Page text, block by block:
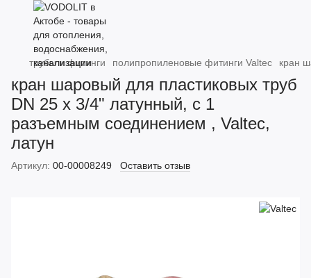
трубы и фитинги полипропиленовые фитинги Valtec кран
кран шаровый для пластиковых труб
DN 25 х 3/4" латунный, с 1
разъемным соединением , Valtec,
латун
Артикул: 00-00008249 Оставить отзыв